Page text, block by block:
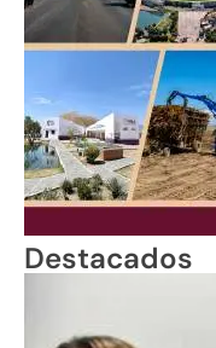
Destacados